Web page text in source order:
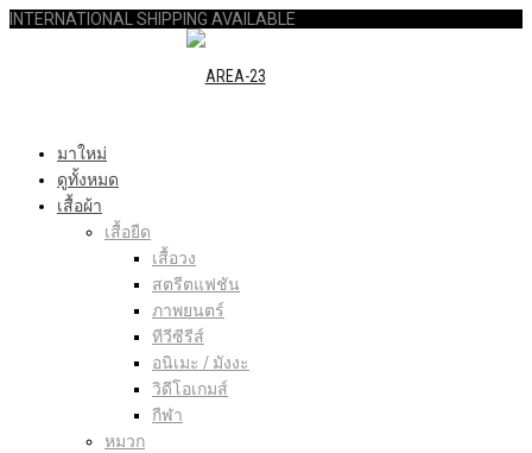
INTERNATIONAL SHIPPING AVAILABLE
มาใหม่
ดูทั้งหมด
เสื้อผ้า
เสื้อยืด
เสื้อวง
สตรีตแฟชัน
ภาพยนตร์
ทีวีซีรีส์
อนิเมะ / มังงะ
วิดีโอเกมส์
กีฬา
หมวก